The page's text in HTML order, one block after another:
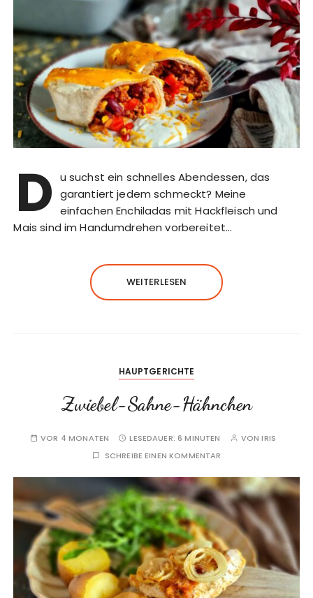
D u suchst ein schnelles Abendessen, das
garantiert jedem schmeckt? Meine
einfachen Enchiladas mit Hackfleisch und
Mais sind im Handumdrehen vorbereitet…
WEITERLESEN
HAUPTGERICHTE
Zwiebel-Sahne-Hähnchen
VOR 4 MONATEN LESEDAUER:6 MINUTEN VONIRIS
SCHREIBE EINEN KOMMENTAR